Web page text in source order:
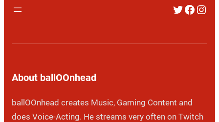
Twitter
About ballOOnhead
ballOOnhead creates Music, Gaming Content and
does Voice-Acting. He streams very often on Twitch